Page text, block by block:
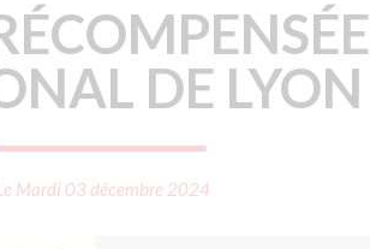
DE
Mardi 03 décembre 2024